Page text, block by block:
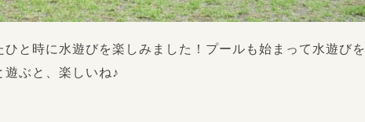
と時に水遊びを楽しみました！プールも始まって水遊びを
ぶと、楽しいね♪